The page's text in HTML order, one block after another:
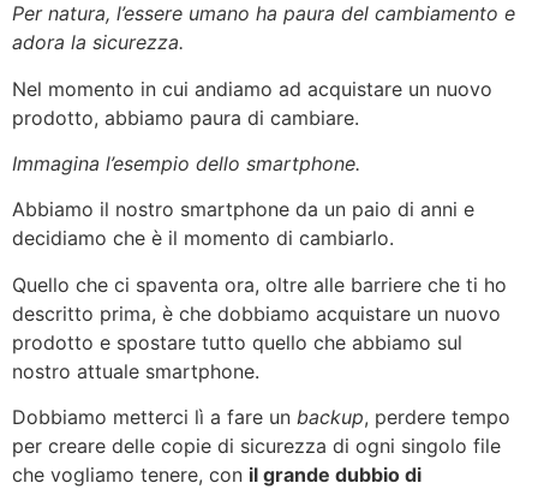
Per natura, l’essere umano ha paura del cambiamento e
adora la sicurezza.
Nel momento in cui andiamo ad acquistare un nuovo
prodotto, abbiamo paura di cambiare.
Immagina l’esempio dello smartphone.
Abbiamo il nostro smartphone da un paio di anni e
decidiamo che è il momento di cambiarlo.
Quello che ci spaventa ora, oltre alle barriere che ti ho
descritto prima, è che dobbiamo acquistare un nuovo
prodotto e spostare tutto quello che abbiamo sul
nostro attuale smartphone.
Dobbiamo metterci lì a fare un backup, perdere tempo
per creare delle copie di sicurezza di ogni singolo file
che vogliamo tenere, con il grande dubbio di